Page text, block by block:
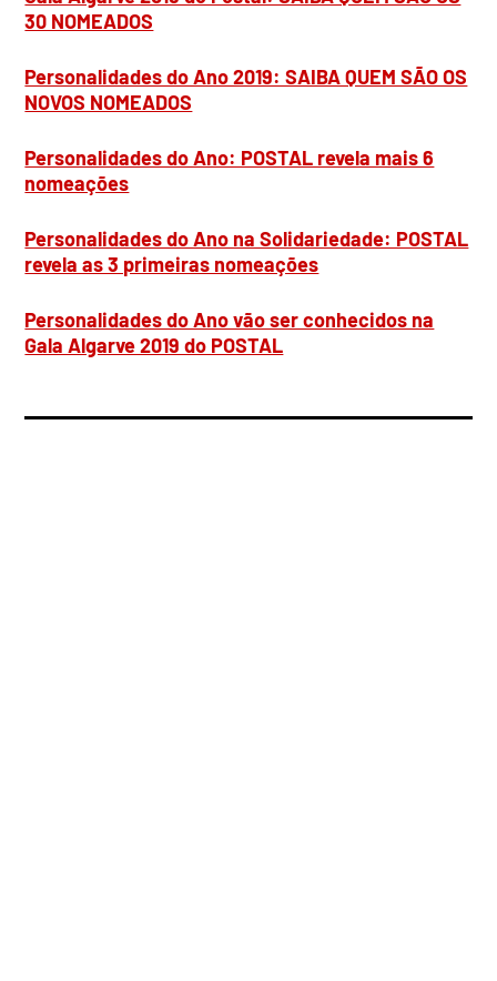
30 NOMEADOS
Personalidades do Ano 2019: SAIBA QUEM SÃO OS
NOVOS NOMEADOS
Personalidades do Ano: POSTAL revela mais 6
nomeações
Personalidades do Ano na Solidariedade: POSTAL
revela as 3 primeiras nomeações
Personalidades do Ano vão ser conhecidos na
Gala Algarve 2019 do POSTAL